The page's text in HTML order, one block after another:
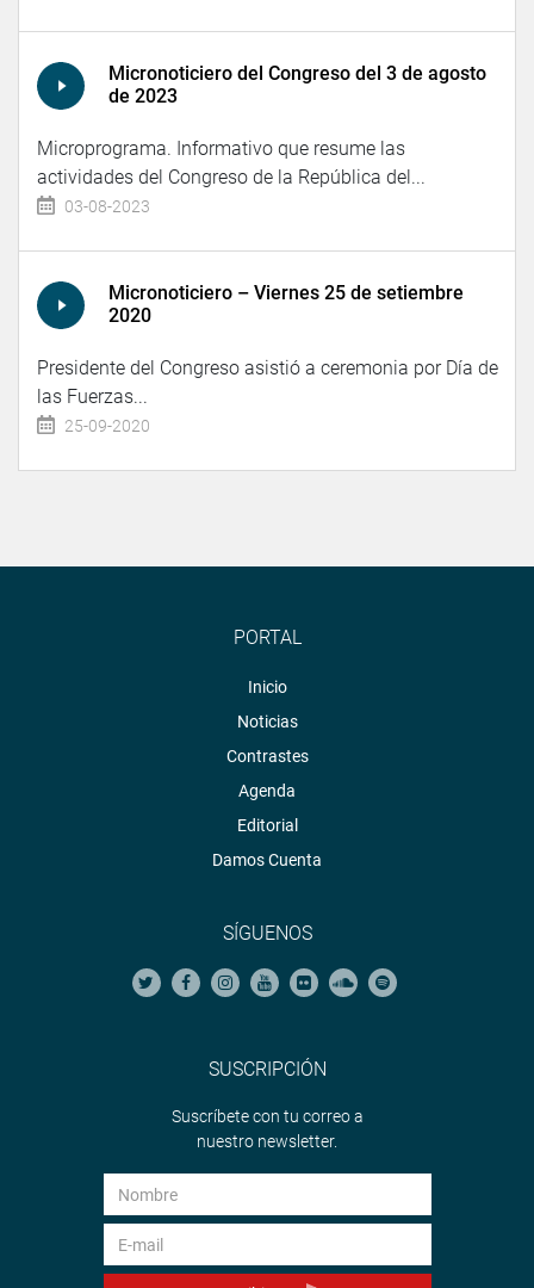
Micronoticiero del Congreso del 3 de agosto
de 2023
Microprograma. Informativo que resume las
actividades del Congreso de la República del...
03-08-2023
Micronoticiero – Viernes 25 de setiembre
2020
Presidente del Congreso asistió a ceremonia por Día de
las Fuerzas...
25-09-2020
PORTAL
Inicio
Noticias
Contrastes
Agenda
Editorial
Damos Cuenta
SÍGUENOS
SUSCRIPCIÓN
Suscríbete con tu correo a
nuestro newsletter.